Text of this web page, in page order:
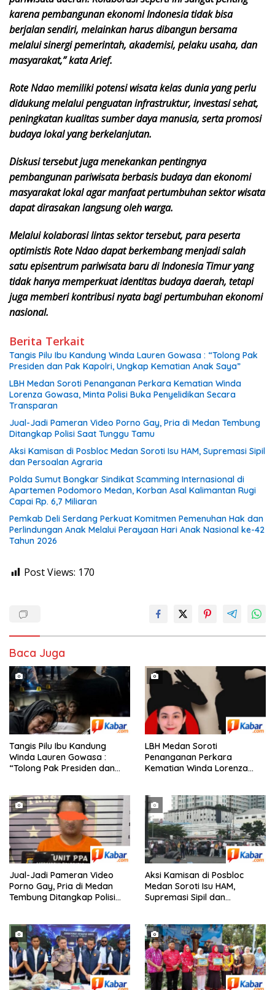
karena pembangunan ekonomi Indonesia tidak bisa
berjalan sendiri, melainkan harus dibangun bersama
melalui sinergi pemerintah, akademisi, pelaku usaha, dan
masyarakat,” kata Arief.
Rote Ndao memiliki potensi wisata kelas dunia yang perlu
didukung melalui penguatan infrastruktur, investasi sehat,
peningkatan kualitas sumber daya manusia, serta promosi
budaya lokal yang berkelanjutan.
Diskusi tersebut juga menekankan pentingnya
pembangunan pariwisata berbasis budaya dan ekonomi
masyarakat lokal agar manfaat pertumbuhan sektor wisata
dapat dirasakan langsung oleh warga.
Melalui kolaborasi lintas sektor tersebut, para peserta
optimistis Rote Ndao dapat berkembang menjadi salah
satu episentrum pariwisata baru di Indonesia Timur yang
tidak hanya memperkuat identitas budaya daerah, tetapi
juga memberi kontribusi nyata bagi pertumbuhan ekonomi
nasional.
Berita Terkait
Tangis Pilu Ibu Kandung Winda Lauren Gowasa : “Tolong Pak
Presiden dan Pak Kapolri, Ungkap Kematian Anak Saya”
‎LBH Medan Soroti Penanganan Perkara Kematian Winda
Lorenza Gowasa, Minta Polisi Buka Penyelidikan Secara
Transparan
Jual-Jadi Pameran Video Porno Gay, Pria di Medan Tembung
Ditangkap Polisi Saat Tunggu Tamu
Aksi Kamisan di Posbloc Medan Soroti Isu HAM, Supremasi Sipil
dan Persoalan Agraria
Polda Sumut Bongkar Sindikat Scamming Internasional di
Apartemen Podomoro Medan, Korban Asal Kalimantan Rugi
Capai Rp. 6,7 Miliaran
Pemkab Deli Serdang Perkuat Komitmen Pemenuhan Hak dan
Perlindungan Anak Melalui Perayaan Hari Anak Nasional ke-42
Tahun 2026
Post Views: 170
Baca Juga
Tangis Pilu Ibu Kandung
Winda Lauren Gowasa :
“Tolong Pak Presiden dan
‎LBH Medan Soroti
Penanganan Perkara
Kematian Winda Lorenza
Transparan
Jual-Jadi Pameran Video
Porno Gay, Pria di Medan
Tembung Ditangkap Polisi
Aksi Kamisan di Posbloc
Medan Soroti Isu HAM,
Supremasi Sipil dan